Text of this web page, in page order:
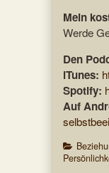
Mein
Werde
Den
iTunes:
Spotify:
Auf